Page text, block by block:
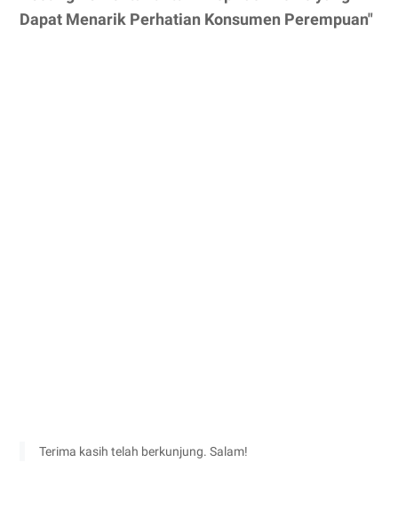
Dapat Menarik Perhatian Konsumen Perempuan"
Terima kasih telah berkunjung. Salam!